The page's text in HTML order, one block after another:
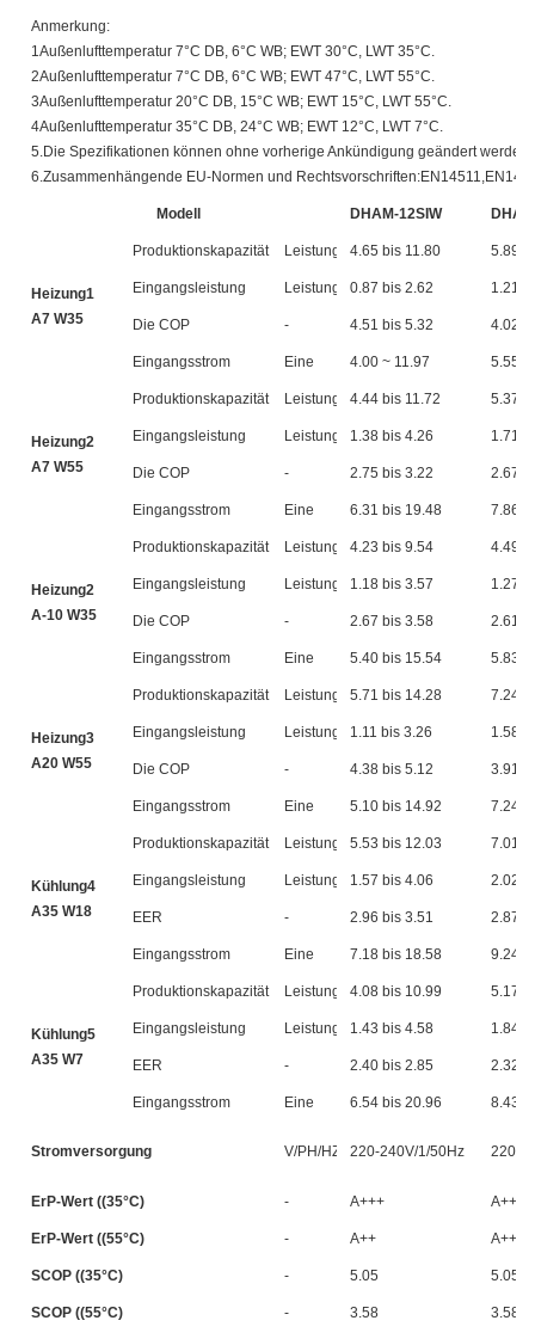
Anmerkung:
1Außenlufttemperatur 7°C DB, 6°C WB; EWT 30°C, LWT 35°C.
2Außenlufttemperatur 7°C DB, 6°C WB; EWT 47°C, LWT 55°C.
3Außenlufttemperatur 20°C DB, 15°C WB; EWT 15°C, LWT 55°C.
4Außenlufttemperatur 35°C DB, 24°C WB; EWT 12°C, LWT 7°C.
5.Die Spezifikationen können ohne vorherige Ankündigung geändert werden.
6.Zusammenhängende EU-Normen und
Modell DHAM-12SIW
Heizung1
A7 W35
Produktionskapazität Leistung 4.65 bis 11.80 5.89
Eingangsleistung Leistung 0.87 bis 2.62 1.21
Die COP - 4.51 bis 5.32 4.02
Eingangsstrom Eine 4.00 ~ 11.97 5.55
Heizung2
A7 W55
Produktionskapazität Leistung 4.44 bis 11.72 5.37
Eingangsleistung Leistung 1.38 bis 4.26 1.71
Die COP - 2.75 bis 3.22 2.67
Eingangsstrom Eine 6.31 bis 19.48 7.86
Heizung2
A-10 W35
Produktionskapazität Leistung 4.23 bis 9.54 4.49
Eingangsleistung Leistung 1.18 bis 3.57 1.27
Die COP - 2.67 bis 3.58 2.61
Eingangsstrom Eine 5.40 bis 15.54 5.83
Heizung3
A20 W55
Produktionskapazität Leistung 5.71 bis 14.28 7.24
Eingangsleistung Leistung 1.11 bis 3.26 1.58
Die COP - 4.38 bis 5.12 3.91
Eingangsstrom Eine 5.10 bis 14.92 7.24
Kühlung4
A35 W18
Produktionskapazität Leistung 5.53 bis 12.03 7.01
Eingangsleistung Leistung 1.57 bis 4.06 2.02
EER - 2.96 bis 3.51 2.87
Eingangsstrom Eine 7.18 bis 18.58 9.24
Kühlung5
A35 W7
Produktionskapazität Leistung 4.08 bis 10.99 5.17
Eingangsleistung Leistung 1.43 bis 4.58 1.84
EER - 2.40 bis 2.85 2.32
Eingangsstrom Eine 6.54 bis 20.96 8.43
Stromversorgung V/PH/HZ 220-240V/1/50Hz 220-
ErP-Wert ((35°C) - A+++ A+++
ErP-Wert ((55°C) - A++ A++
SCOP ((35°C) - 5.05 5.05
SCOP ((55°C) - 3.58 3.58